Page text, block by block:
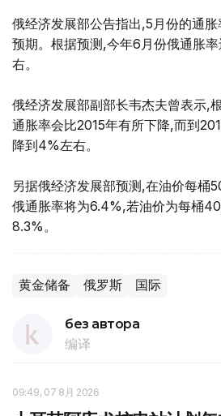
俄经济发展部公告指出,5月份的通
预期。根据预测,今年6月份俄通胀
右。
俄经济发展部副部长韦杰夫曾表示,
通胀率会比2015年有所下降,而到
降到4%左右。
另据俄经济发展部预测,在油价每桶
俄通胀率将为6.4%,若油价为每桶
8.3%。
黄金储备 俄罗斯 国际
без автора
编译
09:49, 07 8月 2026